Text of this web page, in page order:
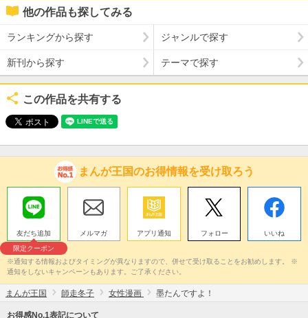
他の作品も探してみる
ランキングから探す ジャンルで探す
新刊から探す テーマで探す
この作品を共有する
まんが王国のお得情報を受け取ろう
友だち追加
限定クーポン
メルマガ アプリ通知 フォロー いいね
※通知する情報およびタイミングが異なりますので、併せて受け取ることをお勧めします。 ※
通知をしないキャンペーンもあります。ご了承ください。
まんが王国 師走冬子 女性漫画 墨たんですよ！
お得感No.1表記について